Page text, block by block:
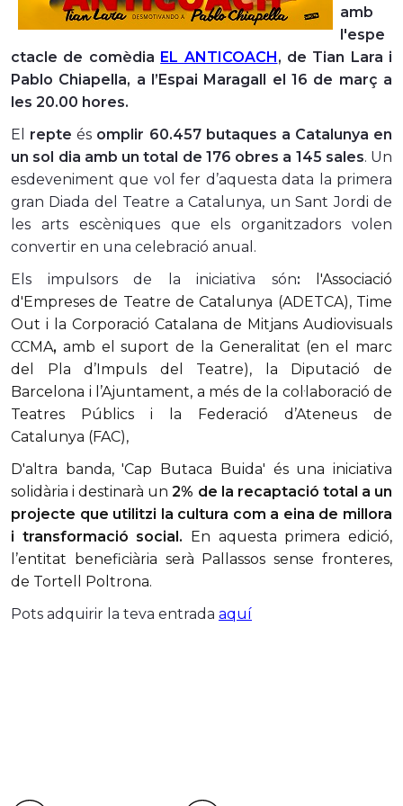
amb
l'espe
ctacle de comèdia EL ANTICOACH, de Tian Lara i
Pablo Chiapella, a l’Espai Maragall el 16 de març a
les 20.00 hores.
El repte és omplir 60.457 butaques a Catalunya en
un sol dia amb un total de 176 obres a 145 sales. Un
esdeveniment que vol fer d’aquesta data la primera
gran Diada del Teatre a Catalunya, un Sant Jordi de
les arts escèniques que els organitzadors volen
convertir en una celebració anual.
Els impulsors de la iniciativa són: l'Associació
d'Empreses de Teatre de Catalunya (ADETCA), Time
Out i la Corporació Catalana de Mitjans Audiovisuals
CCMA, amb el suport de la Generalitat (en el marc
del Pla d’Impuls del Teatre), la Diputació de
Barcelona i l’Ajuntament, a més de la col·laboració de
Teatres Públics i la Federació d’Ateneus de
Catalunya (FAC),
D'altra banda, 'Cap Butaca Buida' és una iniciativa
solidària i destinarà un2% de la recaptació total a un
projecte que utilitzi la cultura com a eina de millora
i transformació social. En aquesta primera edició,
l’entitat beneficiària serà Pallassos sense fronteres,
de Tortell Poltrona.
Pots adquirir la teva entrada aquí